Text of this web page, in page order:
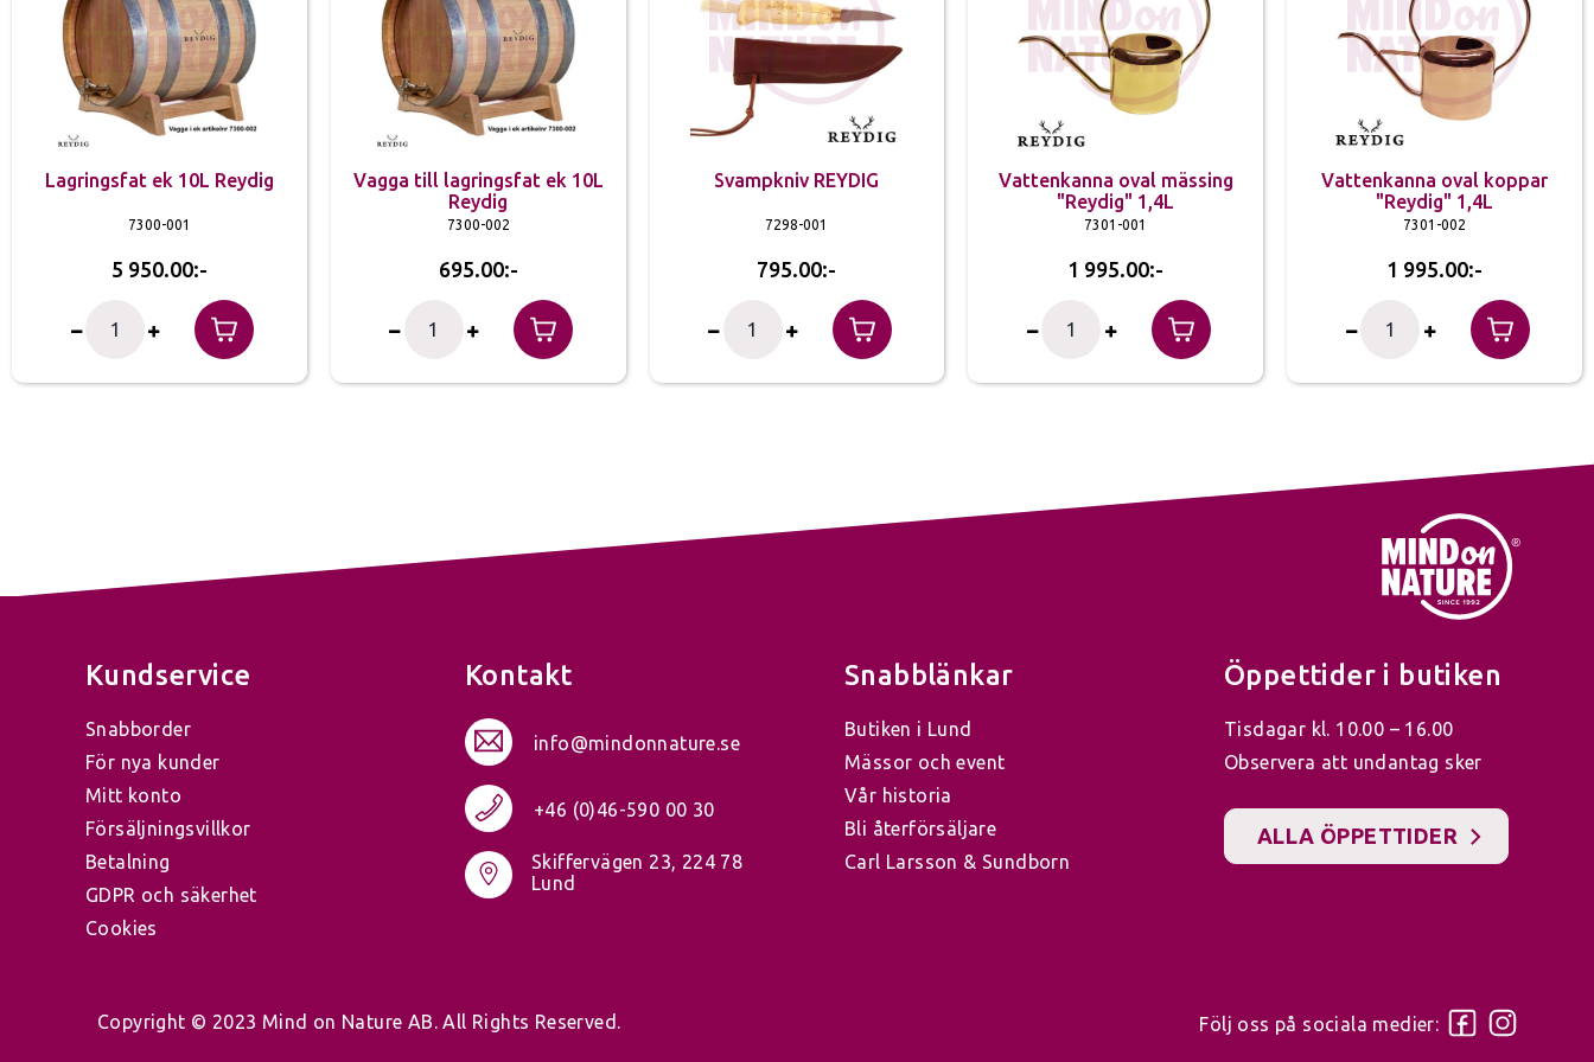
Lagringsfat ek 10L Reydig
7300-001
5 950.00
Vagga till lagringsfat ek 10L
Reydig
7300-002
695.00
Svampkniv REYDIG
7298-001
795.00
Vattenkanna oval mässing
"Reydig" 1,4L
7301-001
1 995.00
Vattenkanna oval koppar
"Reydig" 1,4L
7301-002
1 995.00
Kundservice
Snabborder
För nya kunder
Mitt konto
Försäljningsvillkor
Betalning
GDPR och säkerhet
Cookies
Kontakt
info@mindonnature.se
+46 (0)46-590 00 30
Skiffervägen 23, 224 78
Lund
Snabblänkar
Butiken i Lund
Mässor och event
Vår historia
Bli återförsäljare
Carl Larsson & Sundborn
Öppettider i butiken
Tisdagar kl. 10.00 – 16.00
Observera att undantag sker
ALLA ÖPPETTIDER
Copyright © 2023 Mind on Nature AB. All Rights Reserved. Följ oss på sociala medier: